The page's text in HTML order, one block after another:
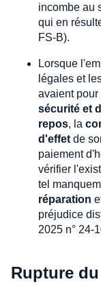
incombe au
qui en
FS-B).
Lorsque
légales et
avaient pour
sécurité et
repos, la
d'effet de
paiement
vérifier
tel
réparation
préjudice
2025 n° 24-
Rupture